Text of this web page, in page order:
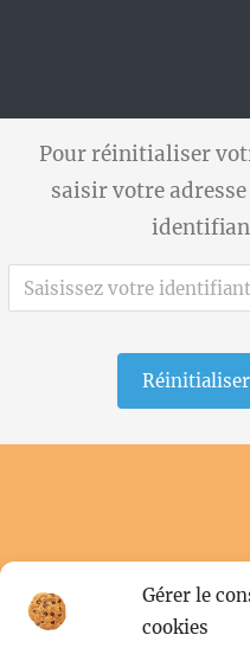
Gérer le
cookies
Pour réinitialiser
saisir votre